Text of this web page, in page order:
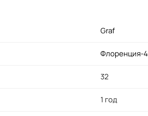
Graf
Флоренция-4
32
1 год